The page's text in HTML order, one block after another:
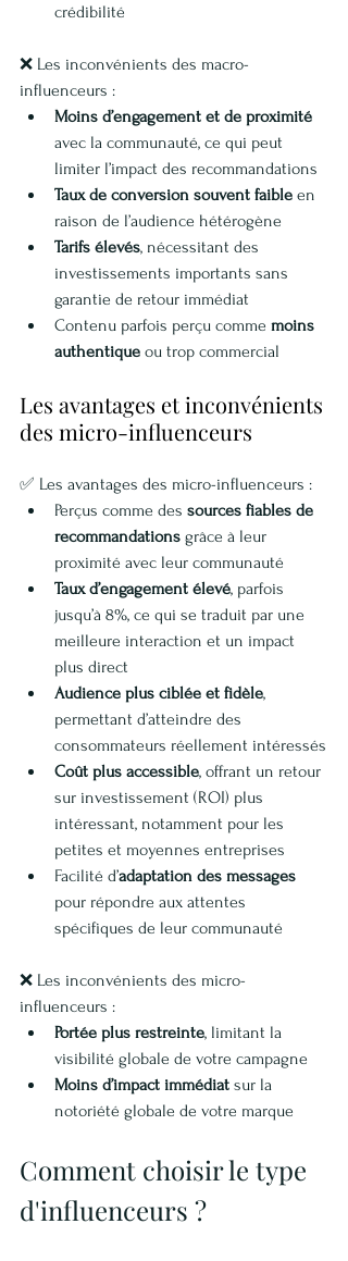
crédibilité
❌ Les inconvénients des macro-
influenceurs :
Moins d’engagement et de proximité
avec la communauté, ce qui peut
limiter l’impact des recommandations
Taux de conversion souvent faible en
raison de l’audience hétérogène
Tarifs élevés, nécessitant des
investissements importants sans
garantie de retour immédiat
Contenu parfois perçu comme moins
authentique ou trop commercial
Les avantages et inconvénients
des micro-influenceurs
✅ Les avantages des micro-influenceurs :
Perçus comme des sources fiables de
recommandations grâce à leur
proximité avec leur communauté
Taux d’engagement élevé, parfois
jusqu’à 8%, ce qui se traduit par une
meilleure interaction et un impact
plus direct
Audience plus ciblée et fidèle,
permettant d’atteindre des
consommateurs réellement intéressés
Coût plus accessible, offrant un retour
sur investissement (ROI) plus
intéressant, notamment pour les
petites et moyennes entreprises
Facilité d’adaptation des messages
pour répondre aux attentes
spécifiques de leur communauté
❌ Les inconvénients des micro-
influenceurs :
Portée plus restreinte, limitant la
visibilité globale de votre campagne
Moins d’impact immédiat sur la
notoriété globale de votre marque
Comment choisir le type
d'influenceurs ?